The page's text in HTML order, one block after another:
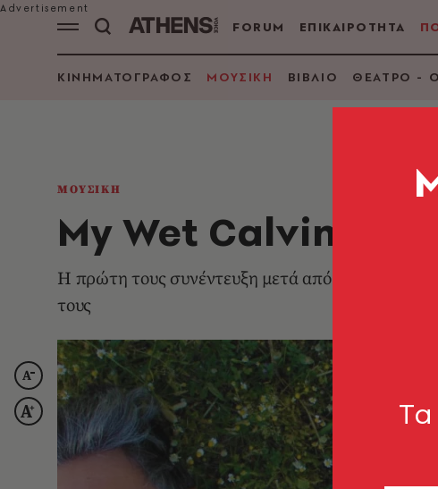
FORUM ΕΠΙΚΑΙΡΟΤΗΤΑ
ΚΙΝΗΜΑΤΟΓΡΑΦΟΣ ΜΟΥΣΙΚΗ ΒΙΒΛΙΟ ΘΕΑΤΡΟ -
ΜΟΥΣΙΚΗ
My Wet Calvin: H
Η πρώτη τους συνέντευξη μετά από 8 χρόνια
τους